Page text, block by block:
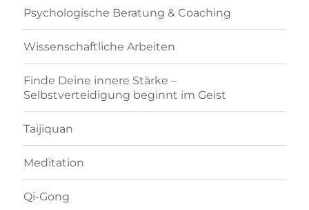
Psychologische Beratung & Coaching
Wissenschaftliche Arbeiten
Finde Deine innere Stärke –
Selbstverteidigung beginnt im Geist
Taijiquan
Meditation
Qi-Gong